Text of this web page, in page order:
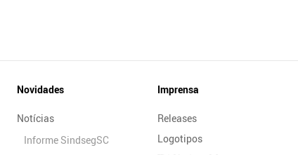
Novidades
Notícias
Informe SindsegSC
Imprensa
Releases
Logotipos